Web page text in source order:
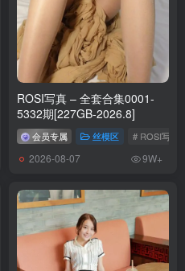
# ROSI写真 # 艺学妹
ROSI写真 – 全套合集0001-
5332期[227GB-2026.8]
会员专属 丝模区 # ROSI写真
2026-08-07 9W+